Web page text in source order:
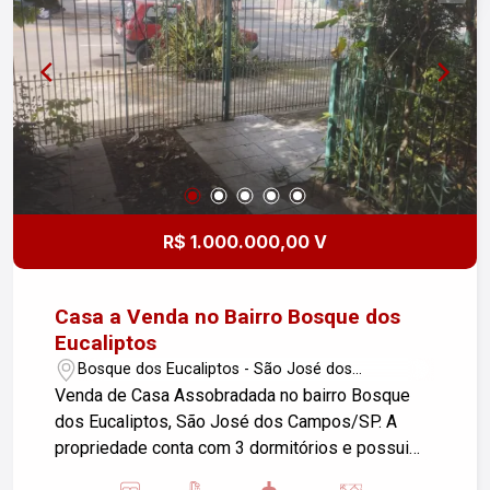
espécies frutíferas em produção, jardim e
hortinha. Chácara 80% murada e limpa, sem
entulhos, sem mata nativa de preservação, 100%
útil. Sossego e lazer, ótimo lugar para se morar e
também, excelente potencial para se empreender
e montar seu negócio.
R$ 1.000.000,00 V
Casa a Venda no Bairro Bosque dos
Eucaliptos
Bosque dos Eucaliptos - São José dos
Campos/SP
Venda de Casa Assobradada no bairro Bosque
dos Eucaliptos, São José dos Campos/SP. A
propriedade conta com 3 dormitórios e possui